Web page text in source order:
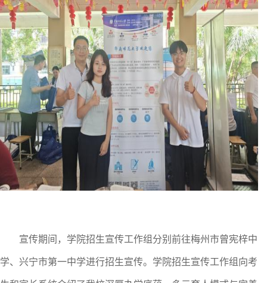
宣传期间，学院招生宣传工作组分别前往梅州市曾宪梓中
学、 兴宁市第一中学进行招生宣传。学院招生宣传工作组向考